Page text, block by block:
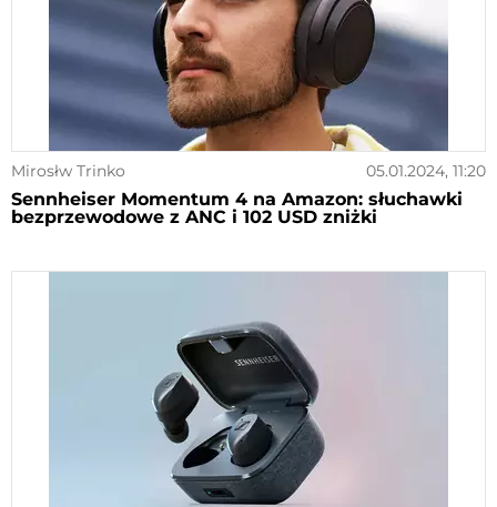
Mirosłw Trinko 05.01.2024, 11:20
Sennheiser Momentum 4 na Amazon: słuchawki
bezprzewodowe z ANC i 102 USD zniżki